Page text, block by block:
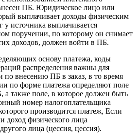
ПБ. Юридическое лицо или
выплачивает доходы физическим
у источника выплачивается
поручении, по которому он снимает
доходов, должен войти в ПБ.
основу платежа, коды
распределения важны для
по внесению ПБ в заказ, в то время
по форме платежа определяют поле
а также поле, в которое должен быть
номер налогоплательщика
производится платеж, Если
доход физического лица
лица (цессия, цессия).